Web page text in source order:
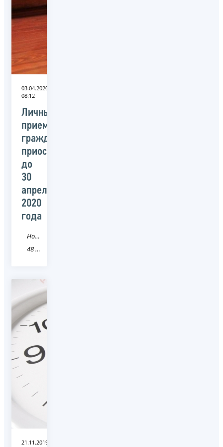
03.04.2020
08:12
Личный
прием
граждан
приостановлен
до
30
апреля
2020
года
Новость
48 Липецкая область
21.11.2019